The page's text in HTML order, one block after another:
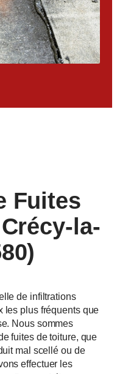
Fuites
la-
de infiltrations
les plus fréquents que
Nous sommes
fuites de toiture, que
mal scellé ou de
effectuer les